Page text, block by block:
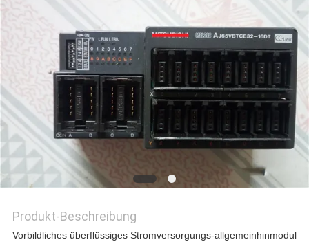
SITEMAP
PRIVACY
POLICY
Produkt-Beschreibung
Vorbildliches überflüssiges Stromversorgungs-allgemeinhinmodul